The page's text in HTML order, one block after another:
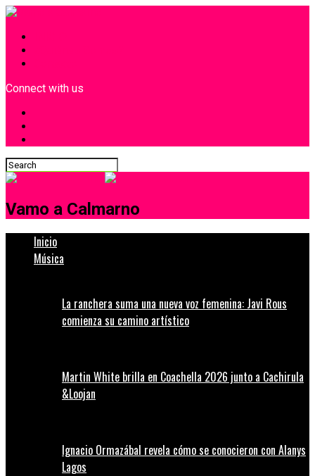
Connect with us
Vamo a Calmarno
Inicio
Música
La ranchera suma una nueva voz femenina: Javi Rous
comienza su camino artístico
Martin White brilla en Coachella 2026 junto a Cachirula
&Loojan
Ignacio Ormazábal revela cómo se conocieron con Alanys
Lagos